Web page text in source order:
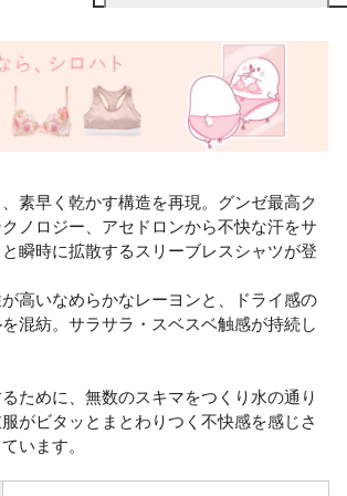
素早く乾かす構造を再現。グンゼ最高ク
ノロジー、アセドロンから不快な汗をサ
瞬時に拡散するスリーブレスシャツが登
高いなめらかなレーヨンと、ドライ感の
混紡。サラサラ・スベスベ触感が持続し
ために、無数のスキマをつくり水の通り
がビタッとまとわりつく不快感を感じさ
います。